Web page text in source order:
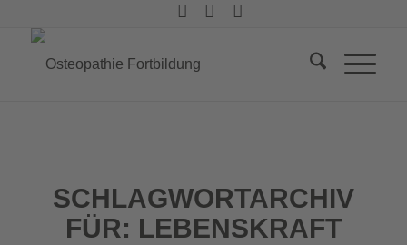
SCHLAGWORTARCHIV
FÜR: LEBENSKRAFT